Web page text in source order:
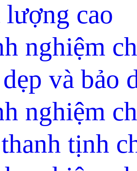
lượng cao
nghiệm
và bảo
nghiệm
tịnh